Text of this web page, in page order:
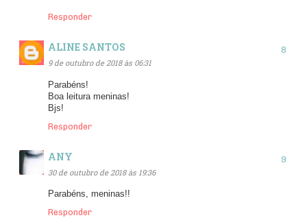
Responder
ALINE SANTOS
9 de outubro de 2018 às 06:31
Parabéns!
Boa leitura meninas!
Bjs!
Responder
ANY
30 de outubro de 2018 às 19:36
Parabéns, meninas!!
Responder